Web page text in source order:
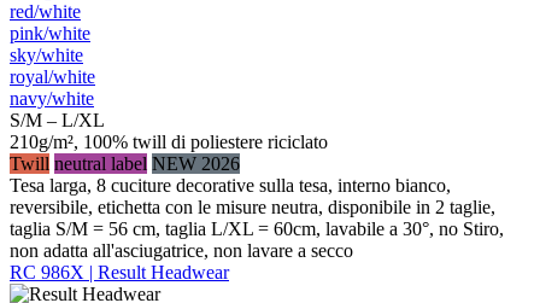
red/​white
pink/​white
sky/​white
royal/​white
navy/​white
S/M – L/XL
210g/m², 100% twill di poliestere riciclato
Twill neutral label NEW 2026
Tesa larga, 8 cuciture decorative sulla tesa, interno bianco,
reversibile, etichetta con le misure neutra, disponibile in 2 taglie,
taglia S/M = 56 cm, taglia L/XL = 60cm, lavabile a 30°, no Stiro,
non adatta all'asciugatrice, non lavare a secco
RC 986X | Result Headwear